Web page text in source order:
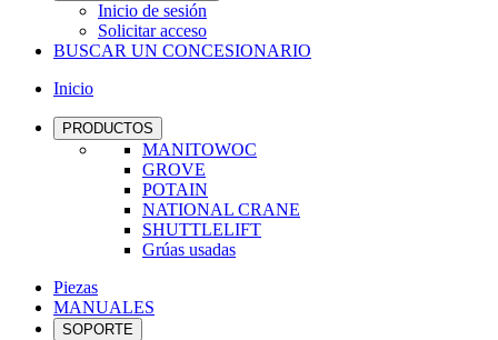
Inicio de sesión
Solicitar acceso
BUSCAR UN CONCESIONARIO
Inicio
PRODUCTOS
MANITOWOC
GROVE
POTAIN
NATIONAL CRANE
SHUTTLELIFT
Grúas usadas
Piezas
MANUALES
SOPORTE